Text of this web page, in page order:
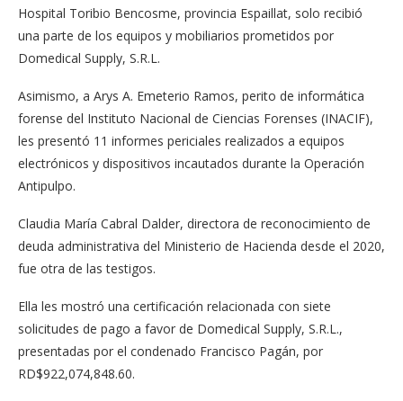
Hospital Toribio Bencosme, provincia Espaillat, solo recibió
una parte de los equipos y mobiliarios prometidos por
Domedical Supply, S.R.L.
Asimismo, a Arys A. Emeterio Ramos, perito de informática
forense del Instituto Nacional de Ciencias Forenses (INACIF),
les presentó 11 informes periciales realizados a equipos
electrónicos y dispositivos incautados durante la Operación
Antipulpo.
Claudia María Cabral Dalder, directora de reconocimiento de
deuda administrativa del Ministerio de Hacienda desde el 2020,
fue otra de las testigos.
Ella les mostró una certificación relacionada con siete
solicitudes de pago a favor de Domedical Supply, S.R.L.,
presentadas por el condenado Francisco Pagán, por
RD$922,074,848.60.